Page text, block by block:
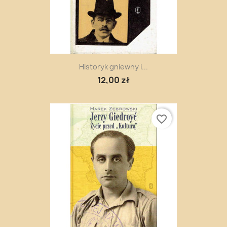
Historyk gniewny i...
12,00 zł
favorite_border